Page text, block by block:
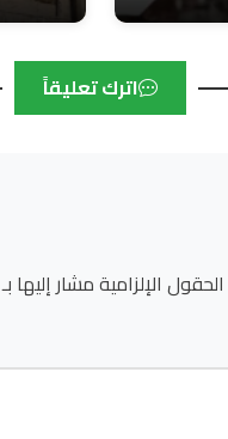
اترك تعليقاً
الحقول الإلزامية مشار إليها بـ